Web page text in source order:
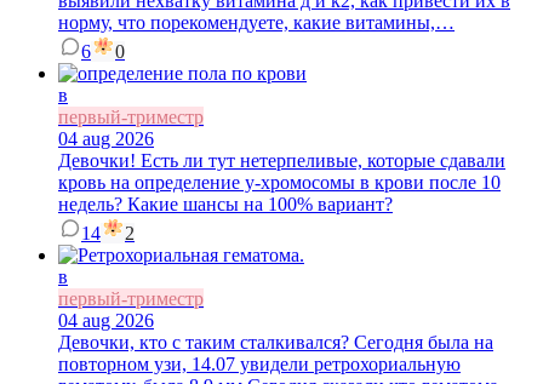
норму, что порекомендуете, какие витамины,…
6
0
в
первый-триместр
04 aug 2026
Девочки! Есть ли тут нетерпеливые, которые сдавали
кровь на определение у-хромосомы в крови после 10
недель? Какие шансы на 100% вариант?
14
2
в
первый-триместр
04 aug 2026
Девочки, кто с таким сталкивался? Сегодня была на
повторном узи, 14.07 увидели ретрохориальную